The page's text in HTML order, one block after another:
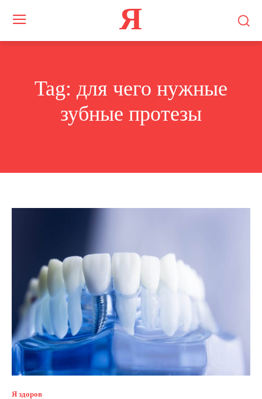
Я
Tag: для чего нужные
зубные протезы
Я здоров